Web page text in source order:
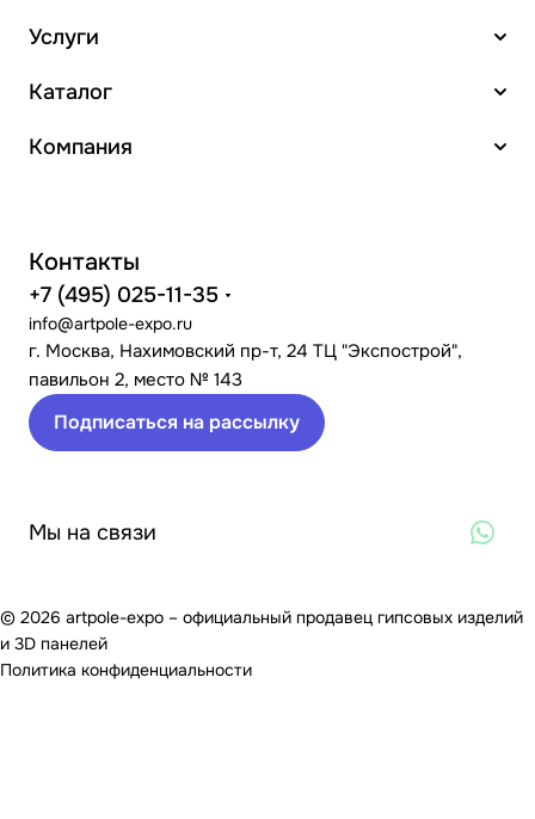
Услуги
Каталог
Компания
Контакты
+7 (495) 025-11-35
info@artpole-expo.ru
г. Москва, Нахимовский пр-т, 24 ТЦ "Экспострой",
павильон 2, место № 143
Подписаться на рассылку
Мы на связи
© 2026 artpole-expo – официальный продавец гипсовых изделий
и 3D панелей
Политика конфиденциальности